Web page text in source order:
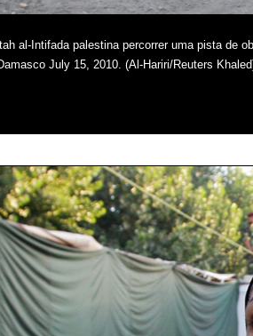
al-Intifada palestina percorrer uma pista de
July 15, 2010. (Al-Hariri/Reuters